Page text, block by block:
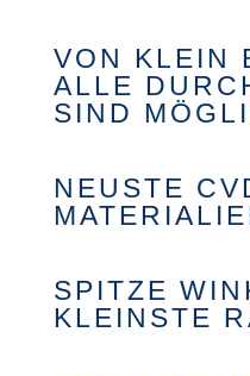
VON KLEIN
LLE
IND
NEUSTE
SPITZE
KLEINSTE